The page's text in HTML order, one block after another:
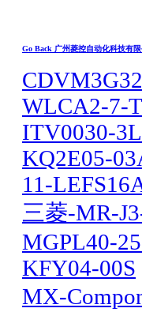
Go Back 广州菱控自动化科技有限
WLCA2-7-
ITV0030-3L
KQ2E05-
11-
三菱-MR-
MGPL40-
KFY04-00S
MX-